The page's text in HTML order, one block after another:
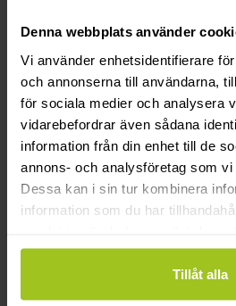
Denna webbplats använder
Vi använder enhetsidentifierare
och annonserna till användarna,
för sociala medier och analysera
vidarebefordrar även sådana
information från din enhet till de
annons- och analysföretag som vi
Dessa kan i sin tur kombinera
information som du har
Tillåt alla
Eksjö
Fagersta
Farsta
Gävle
Halmstad
Halmstad Hallarna
Haninge
Helsingborg
Jönköping